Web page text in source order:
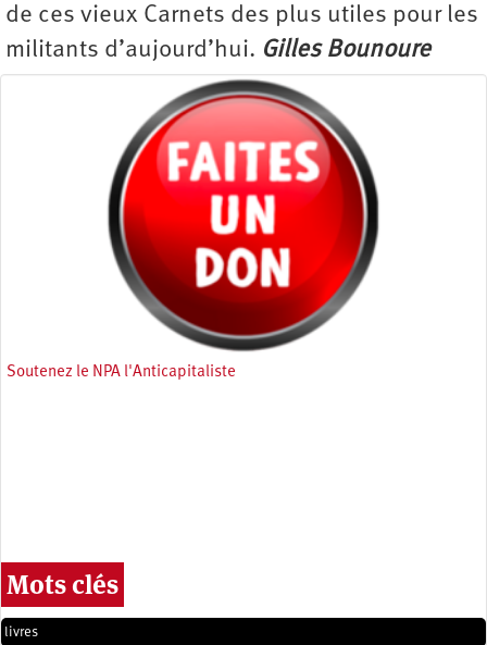
de ces vieux Carnets des plus utiles pour les
militants d’aujourd’hui. Gilles Bounoure
Soutenez le NPA l'Anticapitaliste
Mots clés
livres